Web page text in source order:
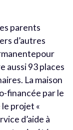
parents
d’autres
aussi 93 places
La maison
financée par le
le projet «
d’aide à